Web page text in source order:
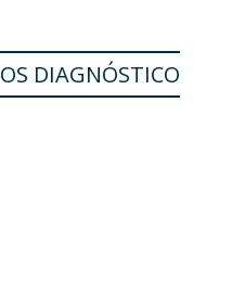
DIAGNÓSTICO